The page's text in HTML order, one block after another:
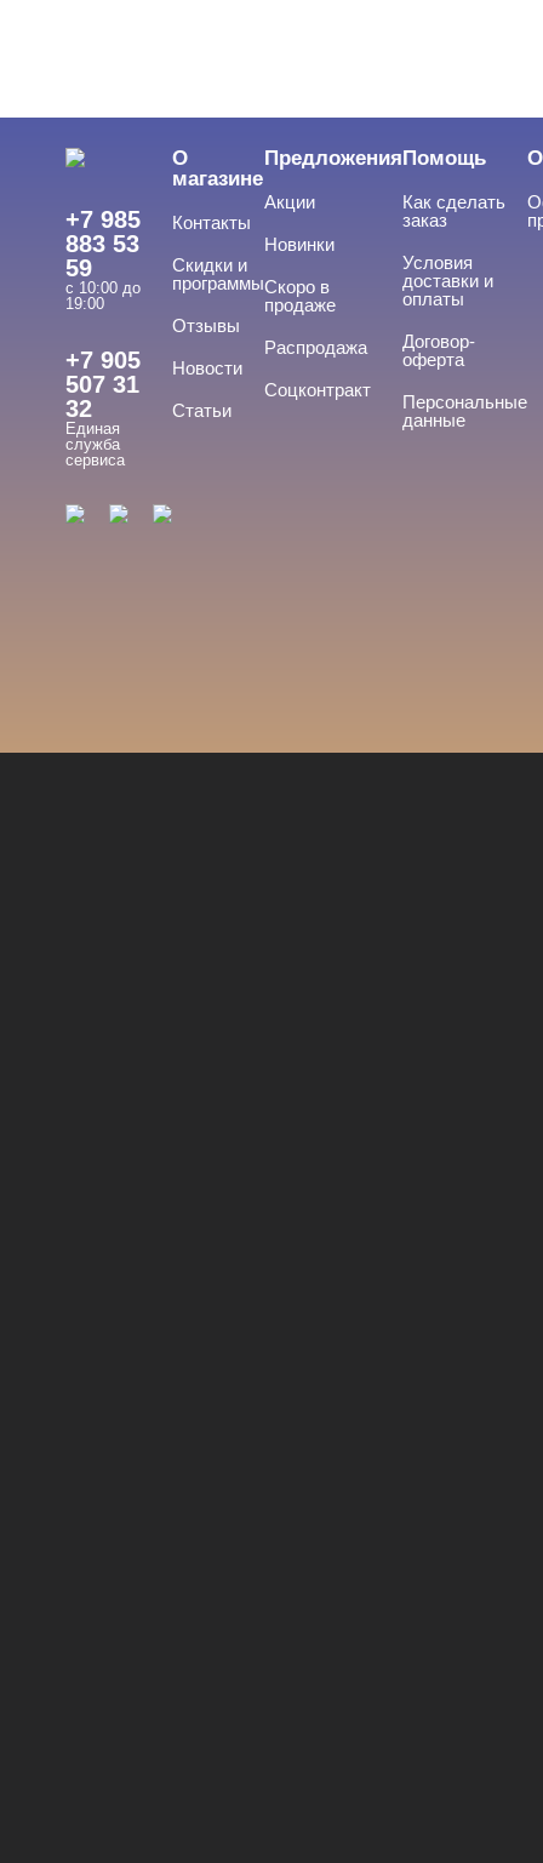
+7 985
883 53
59
с 10:00 до
19:00
+7 905
507 31
32
Единая
служба
сервиса
О
магазине
Контакты
Скидки и
программы
Отзывы
Новости
Статьи
Предложения
Акции
Новинки
Скоро в
продаже
Распродажа
Соцконтракт
Помощь
Как сделать
заказ
Условия
доставки и
оплаты
Договор-
оферта
Персональные
данные